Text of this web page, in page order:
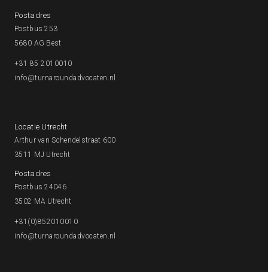
Postadres
Postbus 253
5680 AG Best
+31 85 2010010
info@turnaroundadvocaten.nl
Locatie Utrecht
Arthur van Schendelstraat 600
3511 MJ Utrecht
Postadres
Postbus 24046
3502 MA Utrecht
+31(0)852010010
info@turnaroundadvocaten.nl